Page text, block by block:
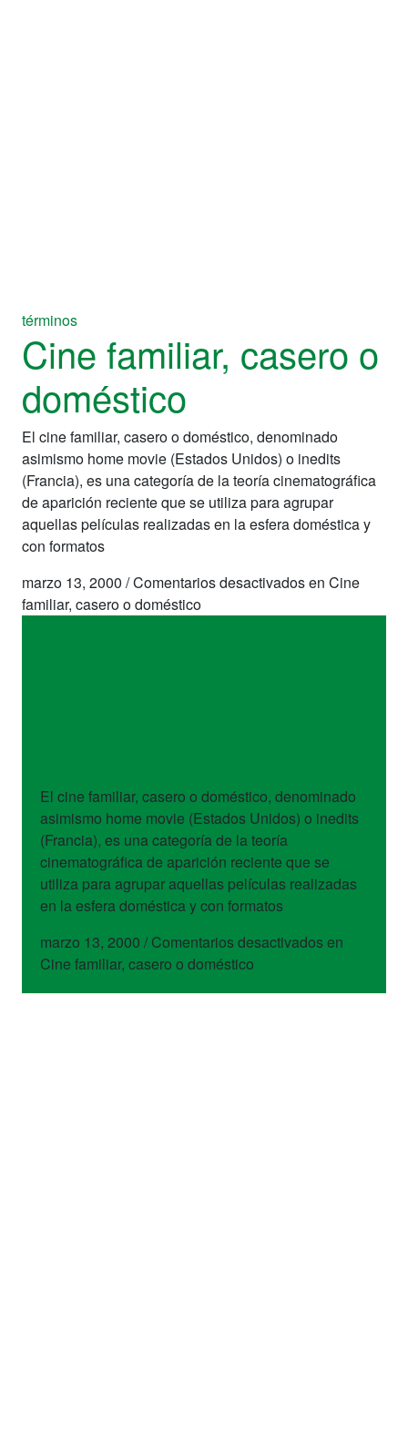
términos
Cine familiar, casero o
doméstico
El cine familiar, casero o doméstico, denominado
asimismo home movie (Estados Unidos) o inedits
(Francia), es una categoría de la teoría cinematográfica
de aparición reciente que se utiliza para agrupar
aquellas películas realizadas en la esfera doméstica y
con formatos
marzo 13, 2000 /Comentarios desactivadosen Cine
familiar, casero o doméstico
El cine familiar, casero o doméstico, denominado
asimismo home movie (Estados Unidos) o inedits
(Francia), es una categoría de la teoría
cinematográfica de aparición reciente que se
utiliza para agrupar aquellas películas realizadas
en la esfera doméstica y con formatos
marzo 13, 2000 / Comentarios desactivadosen
Cine familiar, casero o doméstico